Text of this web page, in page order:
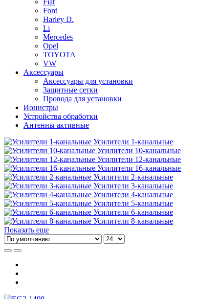
Fiat
Ford
Harley D.
Li
Mercedes
Opel
TOYOTA
VW
Аксессуары
Аксессуары для установки
Защитные сетки
Провода для установки
Ионистры
Устройства обработки
Антенны активные
Усилители 1-канальные
Усилители 10-канальные
Усилители 12-канальные
Усилители 16-канальные
Усилители 2-канальные
Усилители 3-канальные
Усилители 4-канальные
Усилители 5-канальные
Усилители 6-канальные
Усилители 8-канальные
Показать еще